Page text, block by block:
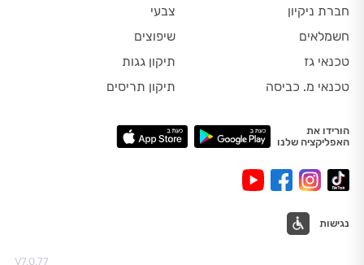
חברת ניקיון
חשמלאים
טכנאי גז
טכנאי מ. כביסה
צבעי
שיפוצים
תיקון גגות
תיקון תריסים
הורידו את
האפליקציה שלנו
נגישות
V7.0.77